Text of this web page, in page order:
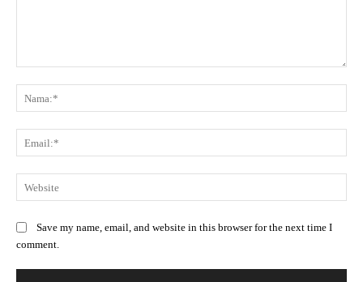
Save my name, email, and website in this browser for the next time I
comment.